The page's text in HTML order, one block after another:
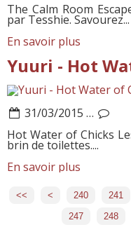
The Calm Room
par Tesshie. Savourez...
En savoir plus
Yuuri - Hot
31/03/2015 …
Hot Water of Chicks
brin de toilettes....
En savoir plus
<< < 200
210
220
230
240 241
247
248